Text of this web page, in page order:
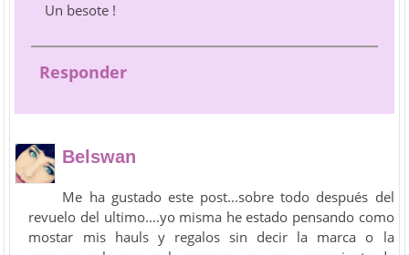
Un besote !
Responder
Belswan
Me ha gustado este post...sobre todo después del
revuelo del ultimo....yo misma he estado pensando como
mostar mis hauls y regalos sin decir la marca o la